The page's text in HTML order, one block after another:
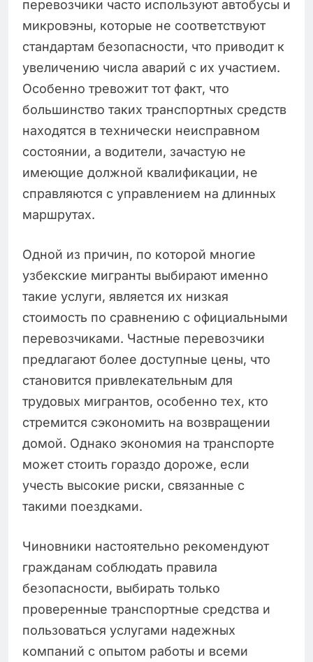
перевозчики часто используют автобусы и
микровэны, которые не соответствуют
стандартам безопасности, что приводит к
увеличению числа аварий с их участием.
Особенно тревожит тот факт, что
большинство таких транспортных средств
находятся в технически неисправном
состоянии, а водители, зачастую не
имеющие должной квалификации, не
справляются с управлением на длинных
маршрутах.
Одной из причин, по которой многие
узбекские мигранты выбирают именно
такие услуги, является их низкая
стоимость по сравнению с официальными
перевозчиками. Частные перевозчики
предлагают более доступные цены, что
становится привлекательным для
трудовых мигрантов, особенно тех, кто
стремится сэкономить на возвращении
домой. Однако экономия на транспорте
может стоить гораздо дороже, если
учесть высокие риски, связанные с
такими поездками.
Чиновники настоятельно рекомендуют
гражданам соблюдать правила
безопасности, выбирать только
проверенные транспортные средства и
пользоваться услугами надежных
компаний с опытом работы и всеми